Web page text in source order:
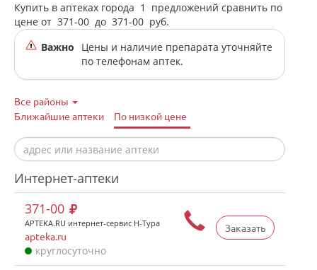
Купить в аптеках города 1
предложений сравнить по
цене от 371-00 до 371-00 руб.
Важно
Цены и наличие препарата уточняйте
по телефонам аптек.
Все районы
Ближайшие аптеки
По низкой цене
Интернет-аптеки
Заказать
371-00
APTEKA.RU интернет-сервис Н-Тура
apteka.ru
круглосуточно